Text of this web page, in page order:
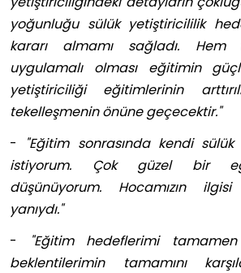
yoğunluğu sülük yetiştiricililik
kararı almamı sağladı.
uygulamalı olması eğitimin
yetiştiriciliği eğitimlerinin
tekelleşmenin önüne geçecektir."
-
"Eğitim sonrasında kendi
istiyorum. Çok güzel bir
düşünüyorum. Hocamızın
yanıydı."
-
"Eğitim hedeflerimi
beklentilerimin tamamını